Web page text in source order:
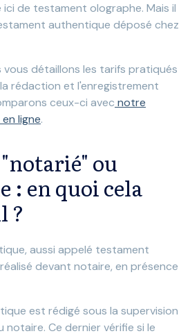
ici de testament olographe. Mais il
authentique déposé chez
détaillons les tarifs pratiqués
rédaction et l'enregistrement
ceux-ci avec notre
ligne.
ou
: en quoi cela
?
aussi appelé testament
devant notaire, en présence
est rédigé sous la supervision
Ce dernier vérifie si le